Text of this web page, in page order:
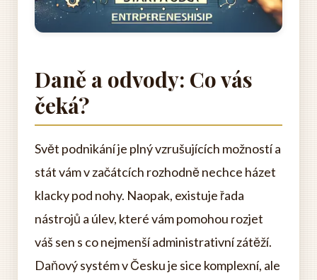
Daně a odvody: Co vás
čeká?
Svět podnikání je plný vzrušujících možností a
stát vám v začátcích rozhodně nechce házet
klacky pod nohy. Naopak, existuje řada
nástrojů a úlev, které vám pomohou rozjet
váš sen s co nejmenší administrativní zátěží.
Daňový systém v Česku je sice komplexní, ale